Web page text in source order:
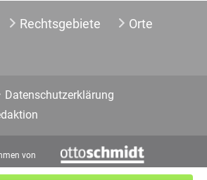
Rechtsgebiete
Orte
Datenschutzerklärung
von